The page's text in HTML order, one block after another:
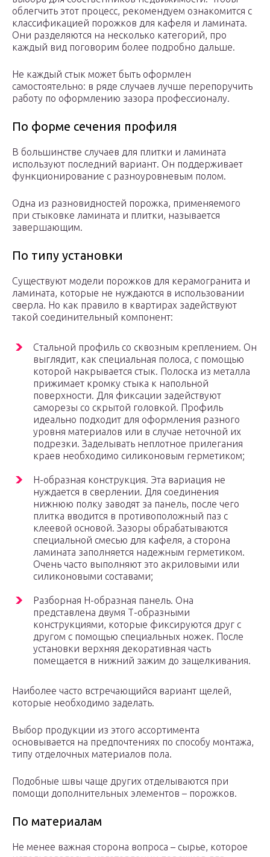
облегчить этот процесс, рекомендуем ознакомится с
классификацией порожков для кафеля и ламината.
Они разделяются на несколько категорий, про
каждый вид поговорим более подробно дальше.
Не каждый стык может быть оформлен
самостоятельно: в ряде случаев лучше перепоручить
работу по оформлению зазора профессионалу.
По форме сечения профиля
В большинстве случаев для плитки и ламината
используют последний вариант. Он поддерживает
функционирование с разноуровневым полом.
Одна из разновидностей порожка, применяемого
при стыковке ламината и плитки, называется
завершающим.
По типу установки
Существуют модели порожков для керамогранита и
ламината, которые не нуждаются в использовании
сверла. Но как правило в квартирах задействуют
такой соединительный компонент:
Стальной профиль со сквозным креплением. Он
выглядит, как специальная полоса, с помощью
которой накрывается стык. Полоска из металла
прижимает кромку стыка к напольной
поверхности. Для фиксации задействуют
саморезы со скрытой головкой. Профиль
идеально подходит для оформления разного
уровня материалов или в случае неточной их
подрезки. Заделывать неплотное прилегания
краев необходимо силиконовым герметиком;
Н-образная конструкция. Эта вариация не
нуждается в сверлении. Для соединения
нижнюю полку заводят за панель, после чего
плитка вводится в противоположный паз с
клеевой основой. Зазоры обрабатываются
специальной смесью для кафеля, а сторона
ламината заполняется надежным герметиком.
Очень часто выполняют это акриловыми или
силиконовыми составами;
Разборная Н-образная панель. Она
представлена двумя Т-образными
конструкциями, которые фиксируются друг с
другом с помощью специальных ножек. После
установки верхняя декоративная часть
помещается в нижний зажим до защелкивания.
Наиболее часто встречающийся вариант щелей,
которые необходимо заделать.
Выбор продукции из этого ассортимента
основывается на предпочтениях по способу монтажа,
типу отделочных материалов пола.
Подобные швы чаще других отделываются при
помощи дополнительных элементов – порожков.
По материалам
Не менее важная сторона вопроса – сырье, которое